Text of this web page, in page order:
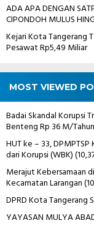
ADA APA DENGAN
CIPONDOH MULUS
Kejari Kota Tangerang
Pesawat Rp5,49 Miliar
MOST VIEWED
Badai Skandal Korupsi
Benteng Rp 36 M/
HUT ke – 33,
dari Korupsi (WBK)
Merajut Kebersamaan
Kecamatan Larangan
DPRD Kota Tangerang
YAYASAN MULYA